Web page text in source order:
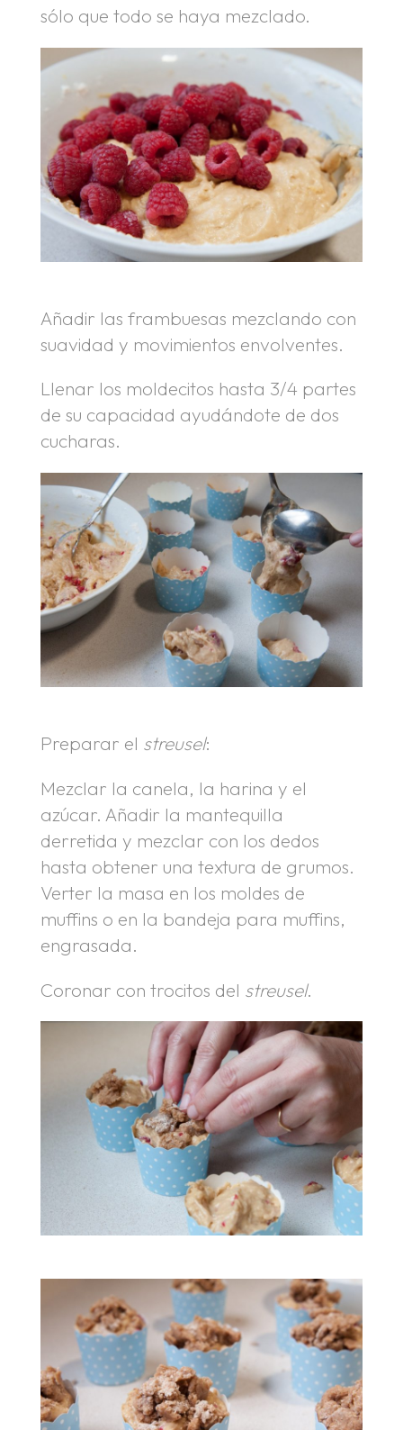
sólo que todo se haya mezclado.
Añadir las frambuesas mezclando con
suavidad y movimientos envolventes.
Llenar los moldecitos hasta 3/4 partes
de su capacidad ayudándote de dos
cucharas.
Preparar el streusel:
Mezclar la canela, la harina y el
azúcar. Añadir la mantequilla
derretida y mezclar con los dedos
hasta obtener una textura de grumos.
Verter la masa en los moldes de
muffins o en la bandeja para muffins,
engrasada.
Coronar con trocitos del streusel.